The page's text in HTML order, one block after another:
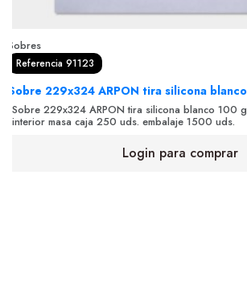
Sobres
Referencia 91123
Sobre 229x324 ARPON tira silicona
Sobre 229x324 ARPON tira silicona blanco 100
interior masa caja 250 uds. embalaje 1500 uds.
Login para comprar